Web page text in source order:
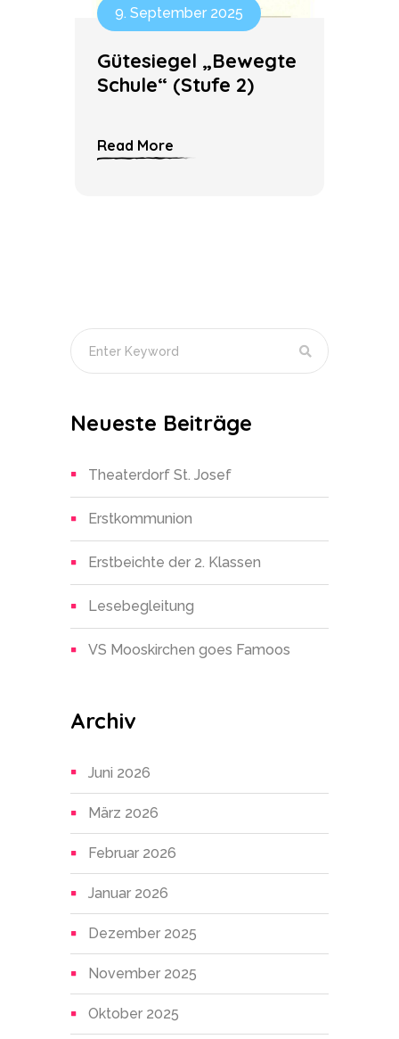
Neueste Beiträge
Theaterdorf St. Josef
Erstkommunion
Erstbeichte der 2. Klassen
Lesebegleitung
VS Mooskirchen goes Famoos
Archiv
Juni 2026
März 2026
Februar 2026
Januar 2026
Dezember 2025
November 2025
Oktober 2025
9. September 2025
Gütesiegel „Bewegte
Schule“ (Stufe 2)
Read More